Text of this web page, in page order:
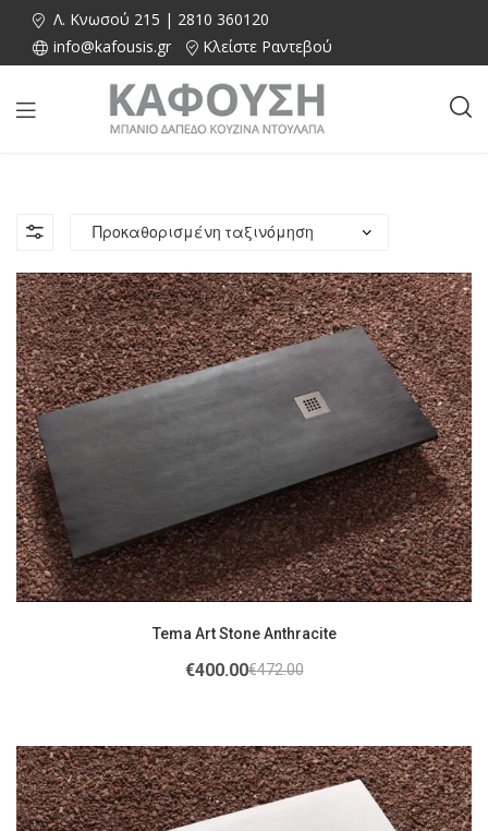
Λ. Κνωσού 215 | 2810 360120
info@kafousis.gr
Κλείστε Ραντεβού
Tema Art Stone Anthracite
€472.00
€400.00